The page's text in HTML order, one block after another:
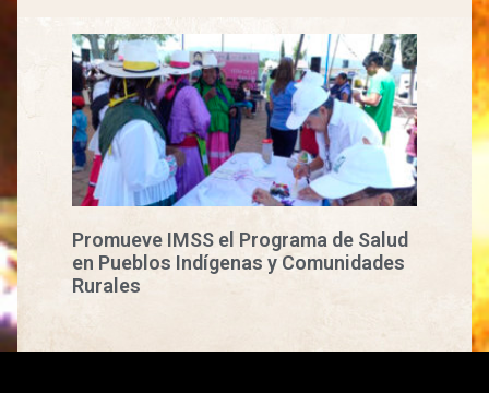
Promueve IMSS el Programa de Salud
en Pueblos Indígenas y Comunidades
Rurales